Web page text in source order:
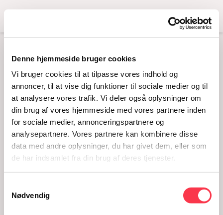
Denne hjemmeside bruger cookies
Vi bruger cookies til at tilpasse vores indhold og
annoncer, til at vise dig funktioner til sociale medier og til
at analysere vores trafik. Vi deler også oplysninger om
din brug af vores hjemmeside med vores partnere inden
for sociale medier, annonceringspartnere og
analysepartnere. Vores partnere kan kombinere disse
data med andre oplysninger, du har givet dem, eller som
de har indsamlet fra din brug af deres tjenester.
Nødvendig
Menu
BALLROOM KJOLE
Ballroom kjole